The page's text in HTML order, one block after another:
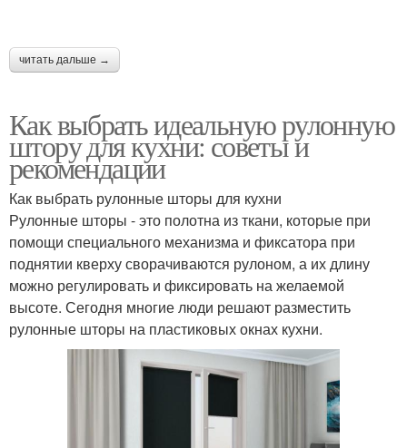
читать дальше →
Как выбрать идеальную рулонную
штору для кухни: советы и
рекомендации
Как выбрать рулонные шторы для кухни
Рулонные шторы - это полотна из ткани, которые при
помощи специального механизма и фиксатора при
поднятии кверху сворачиваются рулоном, а их длину
можно регулировать и фиксировать на желаемой
высоте. Сегодня многие люди решают разместить
рулонные шторы на пластиковых окнах кухни.